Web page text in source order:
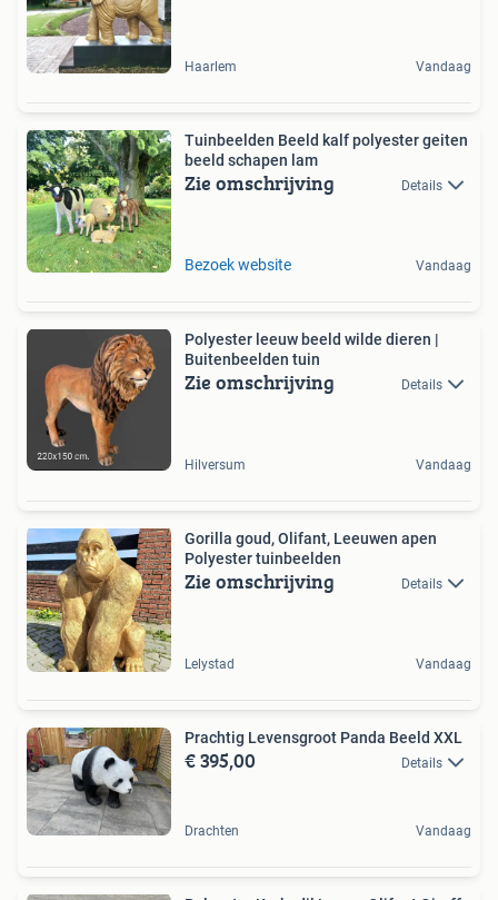
Haarlem Vandaag
Tuinbeelden Beeld kalf polyester geiten
beeld schapen lam
Zie omschrijving Details
Bezoek website Vandaag
Polyester leeuw beeld wilde dieren |
Buitenbeelden tuin
Zie omschrijving Details
Hilversum Vandaag
Gorilla goud, Olifant, Leeuwen apen
Polyester tuinbeelden
Zie omschrijving Details
Lelystad Vandaag
Prachtig Levensgroot Panda Beeld XXL
€ 395,00 Details
Drachten Vandaag